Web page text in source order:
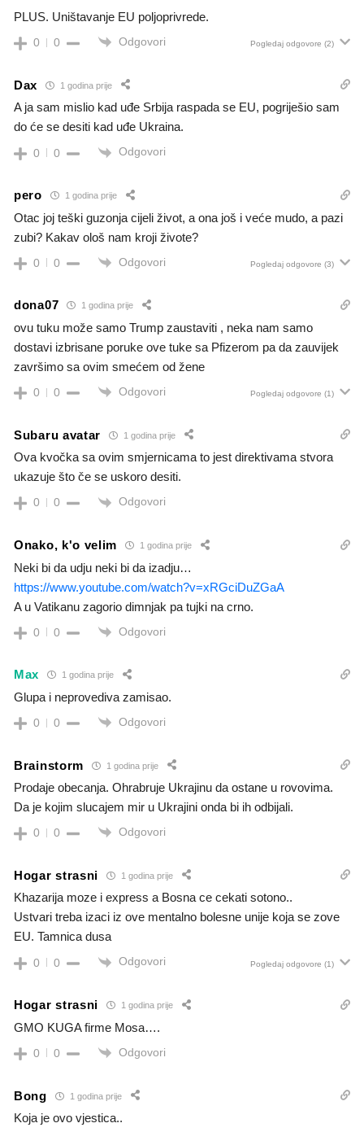
PLUS. Uništavanje EU poljoprivrede.
0 0 Odgovori Pogledaj odgovore (2)
Dax 1 godina prije
A ja sam mislio kad uđe Srbija raspada se EU, pogriješio sam
do će se desiti kad uđe Ukraina.
0 0 Odgovori
pero 1 godina prije
Otac joj teški guzonja cijeli život, a ona još i veće mudo, a pazi
zubi? Kakav ološ nam kroji živote?
0 0 Odgovori Pogledaj odgovore (3)
dona07 1 godina prije
ovu tuku može samo Trump zaustaviti , neka nam samo
dostavi izbrisane poruke ove tuke sa Pfizerom pa da zauvijek
završimo sa ovim smećem od žene
0 0 Odgovori Pogledaj odgovore (1)
Subaru avatar 1 godina prije
Ova kvočka sa ovim smjernicama to jest direktivama stvora
ukazuje što če se uskoro desiti.
0 0 Odgovori
Onako, k'o velim 1 godina prije
Neki bi da udju neki bi da izadju…
https://www.youtube.com/watch?v=xRGciDuZGaA
A u Vatikanu zagorio dimnjak pa tujki na crno.
0 0 Odgovori
Max 1 godina prije
Glupa i neprovediva zamisao.
0 0 Odgovori
Brainstorm 1 godina prije
Prodaje obecanja. Ohrabruje Ukrajinu da ostane u rovovima.
Da je kojim slucajem mir u Ukrajini onda bi ih odbijali.
0 0 Odgovori
Hogar strasni 1 godina prije
Khazarija moze i express a Bosna ce cekati sotono..
Ustvari treba izaci iz ove mentalno bolesne unije koja se zove
EU. Tamnica dusa
0 0 Odgovori Pogledaj odgovore (1)
Hogar strasni 1 godina prije
GMO KUGA firme Mosa….
0 0 Odgovori
Bong 1 godina prije
Koja je ovo vjestica..